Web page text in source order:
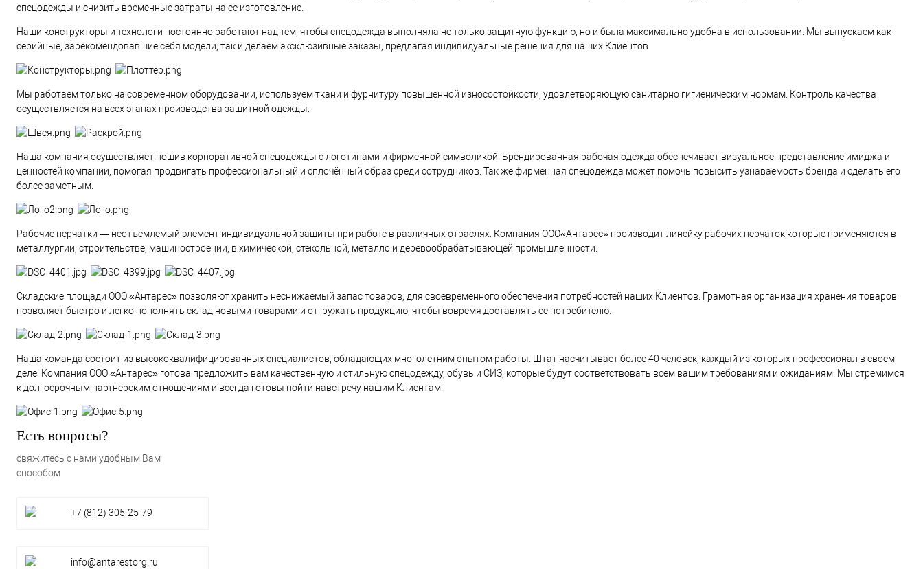
спецодежды и снизить временные затраты на ее изготовление.
Наши конструкторы и технологи постоянно работают над тем, чтобы спецодежда выполняла не только защитную функцию, но и была максимально удобна в использовании. Мы выпускаем как
серийные, зарекомендовавшие себя модели, так и делаем эксклюзивные заказы, предлагая индивидуальные решения для наших Клиентов
Мы работаем только на современном оборудовании, используем ткани и фурнитуру повышенной износостойкости, удовлетворяющую санитарно гигиеническим нормам. Контроль качества
осуществляется на всех этапах производства защитной одежды.
Наша компания осуществляет пошив корпоративной спецодежды с логотипами и фирменной символикой. Брендированная рабочая одежда обеспечивает визуальное представление имиджа и
ценностей компании, помогая продвигать профессиональный и сплочённый образ среди сотрудников. Так же фирменная спецодежда может помочь повысить узнаваемость бренда и сделать его
более заметным.
Рабочие перчатки — неотъемлемый элемент индивидуальной защиты при работе в различных отраслях. Компания ООО«Антарес» производит линейку рабочих перчаток,которые применяются в
металлургии, строительстве, машиностроении, в химической, стекольной, металло и деревообрабатывающей промышленности.
Складские площади ООО «Антарес» позволяют хранить неснижаемый запас товаров, для своевременного обеспечения потребностей наших Клиентов. Грамотная организация хранения товаров
позволяет быстро и легко пополнять склад новыми товарами и отгружать продукцию, чтобы вовремя доставлять ее потребителю.
Наша команда состоит из высококвалифицированных специалистов, обладающих многолетним опытом работы. Штат насчитывает более 40 человек, каждый из которых профессионал в своём
деле. Компания ООО «Антарес» готова предложить вам качественную и стильную спецодежду, обувь и СИЗ, которые будут соответствовать всем вашим требованиям и ожиданиям. Мы стремимся
к долгосрочным партнерским отношениям и всегда готовы пойти навстречу нашим Клиентам.
Есть вопросы?
свяжитесь с нами удобным Вам
способом
+7 (812) 305-25-79
info@antarestorg.ru